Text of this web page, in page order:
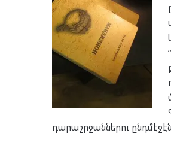
դա­րաշր­ջան­նե­րու